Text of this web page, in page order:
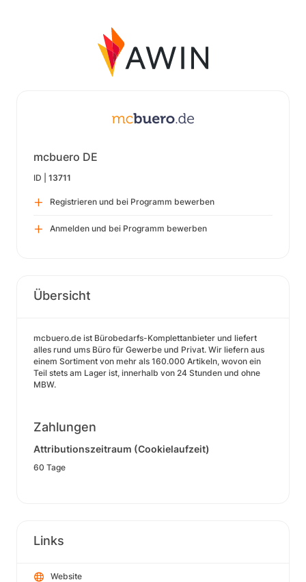
mcbuero DE
ID | 13711
Registrieren und bei Programm bewerben
Anmelden und bei Programm bewerben
Übersicht
mcbuero.de ist Bürobedarfs-Komplettanbieter und liefert
alles rund ums Büro für Gewerbe und Privat. Wir liefern aus
einem Sortiment von mehr als 160.000 Artikeln, wovon ein
Teil stets am Lager ist, innerhalb von 24 Stunden und ohne
MBW.
Zahlungen
Attributionszeitraum (Cookielaufzeit)
60 Tage
Links
Website